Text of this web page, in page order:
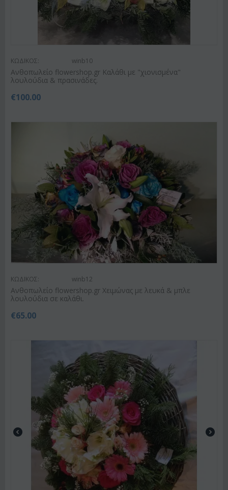
ΚΩΔΙΚΟΣ: winb10
Ανθοπωλείο flowershop.gr Καλάθι με "χιονισμένα"
λουλούδια & πρασινάδες.
€100.00
ΚΩΔΙΚΟΣ: winb12
Ανθοπωλείο flowershop.gr Χειμώνας με λευκά & μπλε
λουλούδια σε καλάθι.
€65.00